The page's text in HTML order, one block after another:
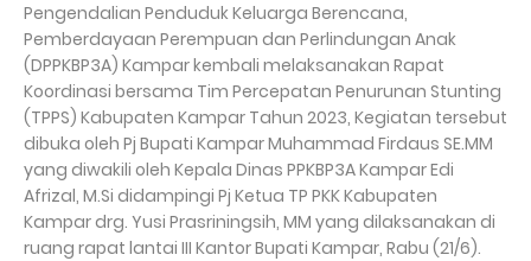
Pengendalian Penduduk Keluarga Berencana,
Pemberdayaan Perempuan dan Perlindungan Anak
(DPPKBP3A) Kampar kembali melaksanakan Rapat
Koordinasi bersama Tim Percepatan Penurunan Stunting
(TPPS) Kabupaten Kampar Tahun 2023, Kegiatan tersebut
dibuka oleh Pj Bupati Kampar Muhammad Firdaus SE.MM
yang diwakili oleh Kepala Dinas PPKBP3A Kampar Edi
Afrizal, M.Si didampingi Pj Ketua TP PKK Kabupaten
Kampar drg. Yusi Prasriningsih, MM yang dilaksanakan di
ruang rapat lantai III Kantor Bupati Kampar, Rabu (21/6).